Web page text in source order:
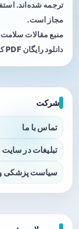
ترجمه شده‌اند.
مجاز است.
منبع مقالات
دانلود رایگان PDF کتاب‌های پزشکی.
شرکت
تماس با ما
تبلیغات در سایت
سیاست پزشکی